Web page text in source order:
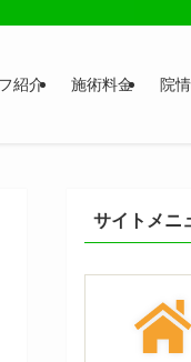
紹介 施術料金 院
サイトメニ